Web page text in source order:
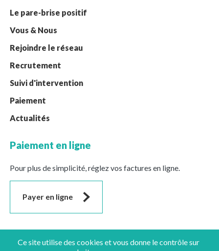
Ce site utilise des cookies et vous donne le contrôle sur
Le pare-brise positif
Vous & Nous
Rejoindre le réseau
Recrutement
Suivi d'intervention
Paiement
Actualités
Paiement en ligne
Pour plus de simplicité, réglez vos factures en ligne.
Payer en ligne
Suivez-nous